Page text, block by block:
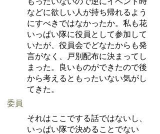
などに欲しい人が持ち帰れるよう
にすべきではなかったか。私も花
いっぱい隊に役員として参加して
いたが、役員会でどなたからも発
言がなく、戸別配布に決まってし
まった。良いものができたので後
から考えるともったいない気がし
てきた。
委員
それはここでする話ではないし、
いっぱい隊で決めることでない